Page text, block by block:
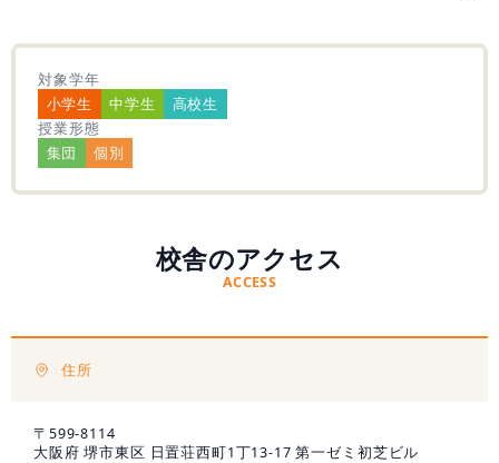
無料学力診断テスト
資料請求
対象学年
小学生
中学生
高校生
授業形態
集団
個別
校舎のアクセス
ACCESS
住所
〒599-8114
大阪府 堺市東区 日置荘西町1丁13-17 第一ゼミ初芝ビル